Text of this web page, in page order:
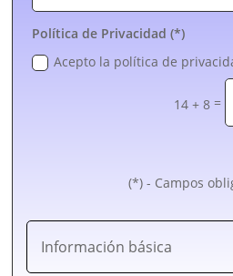
Política de Privacidad (*)
Acepto la política de
14 + 8 =
(*) - Campos
Información básica